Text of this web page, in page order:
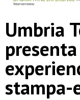
Umbria
stampa-